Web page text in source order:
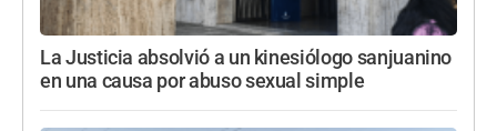
La Justicia absolvió a un kinesiólogo sanjuanino
en una causa por abuso sexual simple